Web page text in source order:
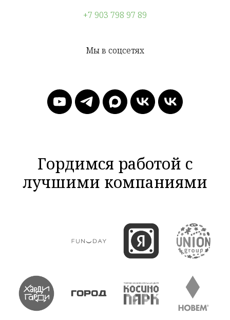
+7 903 798 97 89
Мы в соцсетях
Гордимся работой с
лучшими компаниями